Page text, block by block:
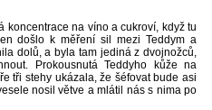
koncentrace na víno a cukroví, když tu
došlo k měření sil mezi Teddym a
dolů, a byla tam jediná z dvojnožců,
Prokousnutá Teddyho kůže na
tři stehy ukázala, že šéfovat bude asi
nosil větve a mlátil nás s nima po